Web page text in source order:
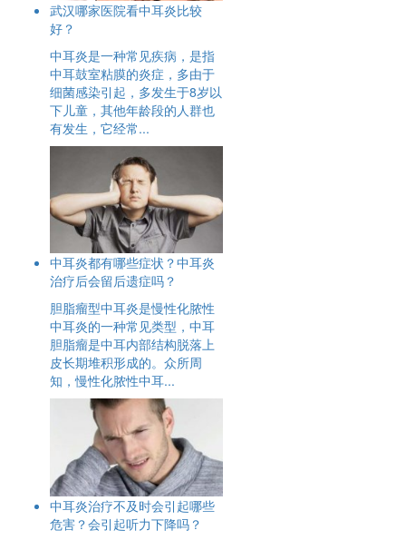
武汉哪家医院看中耳炎比较
好？
中耳炎是一种常见疾病，是指
中耳鼓室粘膜的炎症，多由于
细菌感染引起，多发生于8岁以
下儿童，其他年龄段的人群也
有发生，它经常...
中耳炎都有哪些症状？中耳炎
治疗后会留后遗症吗？
胆脂瘤型中耳炎是慢性化脓性
中耳炎的一种常见类型，中耳
胆脂瘤是中耳内部结构脱落上
皮长期堆积形成的。众所周
知，慢性化脓性中耳...
中耳炎治疗不及时会引起哪些
危害？会引起听力下降吗？